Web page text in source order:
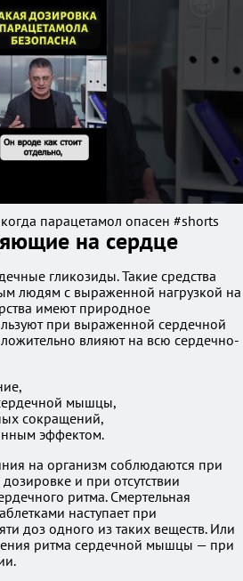
парацетамол опасен #shorts
на сердце
гликозиды. Такие средства
людям с выраженной нагрузкой на
имеют природное
при выраженной сердечной
влияют на всю сердечно-
мышцы,
сокращений,
эффектом.
на организм соблюдаются при
и при отсутствии
ритма. Смертельная
наступает при
доз одного из таких веществ. Или
ритма сердечной мышцы — при